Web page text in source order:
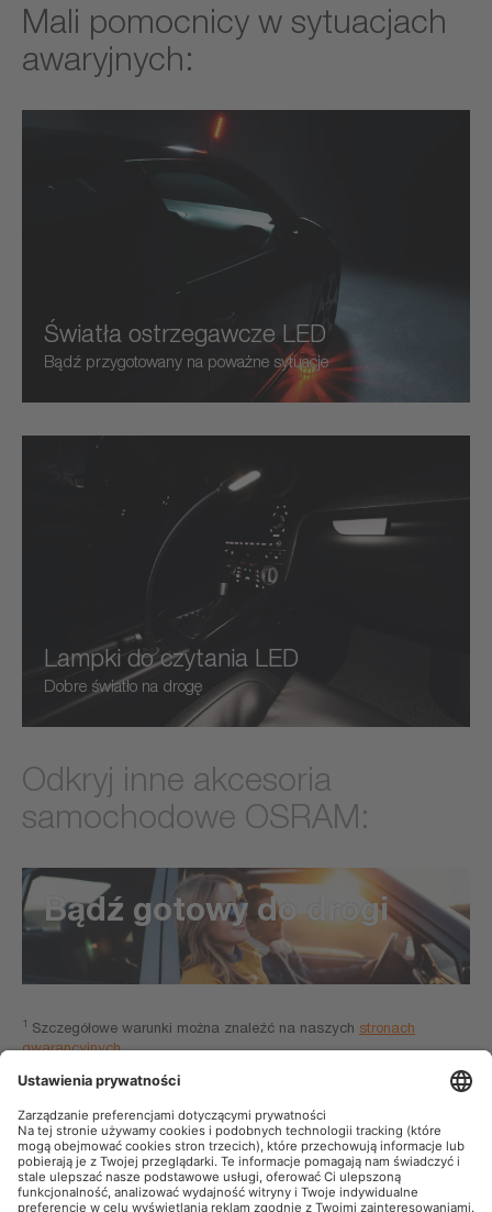
Mali pomocnicy w sytuacjach
awaryjnych:
Światła ostrzegawcze LED
Bądź przygotowany na poważne sytuacje
Lampki do czytania LED
Dobre światło na drogę
Odkryj inne akcesoria
samochodowe OSRAM:
Bądź gotowy do drogi
1 Szczegółowe warunki można znaleźć na naszych stronach
gwarancyjnych
OSRAM AutoMoto w mediach społecznościowych